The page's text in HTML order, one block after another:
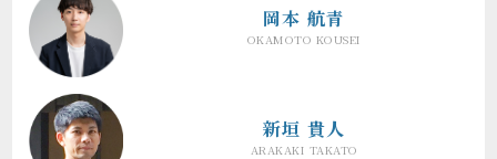
岡本 航青
OKAMOTO KOUSEI
新垣 貴人
ARAKAKI TAKATO